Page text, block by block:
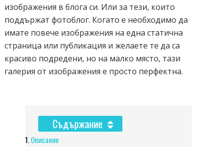
изображения в блога си. Или за тези, които
поддържат фотоблог. Когато е необходимо да
имате повече изображения на една статична
страница или публикация и желаете те да са
красиво подредени, но на малко място, тази
галерия от изображения е просто перфектна.
Съдържание
Описание